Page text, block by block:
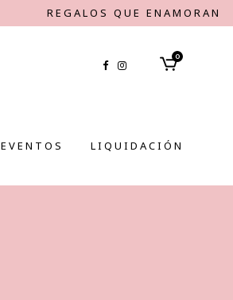
REGALOS QUE ENAMORAN
0
EVENTOS LIQUIDACIÓN